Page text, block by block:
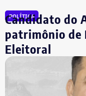
imediata execução
Justiça Eleitoral, o
Garotinho no
de Improbidade
Garotinho
POLÍTICA
Candidato do
patrimônio de
Eleitoral